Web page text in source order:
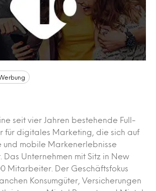
seit vier Jahren bestehende Full-
für digitales Marketing, die sich auf
und mobile Markenerlebnisse
Das Unternehmen mit Sitz in New
Mitarbeiter. Der Geschäftsfokus
Konsumgüter, Versicherungen